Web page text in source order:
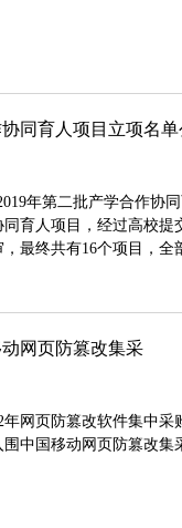
年第二批产学合作协
育人项目，经过高校
最终共有16个项目，全
网页防篡改集采
网页防篡改软件集中采
中国移动网页防篡改集